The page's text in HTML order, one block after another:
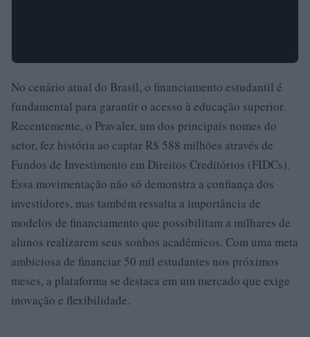
No cenário atual do Brasil, o financiamento estudantil é
fundamental para garantir o acesso à educação superior.
Recentemente, o Pravaler, um dos principais nomes do
setor, fez história ao captar R$ 588 milhões através de
Fundos de Investimento em Direitos Creditórios (FIDCs).
Essa movimentação não só demonstra a confiança dos
investidores, mas também ressalta a importância de
modelos de financiamento que possibilitam a milhares de
alunos realizarem seus sonhos acadêmicos. Com uma meta
ambiciosa de financiar 50 mil estudantes nos próximos
meses, a plataforma se destaca em um mercado que exige
inovação e flexibilidade.